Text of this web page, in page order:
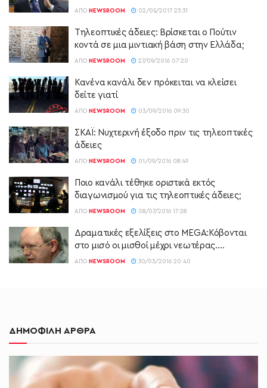
ΑΠΌ NEWSROOM 02/05/2017 23:31
Τηλεοπτικές άδειες: Βρίσκεται ο Πούτιν
κοντά σε μια μιντιακή βάση στην Ελλάδα;
ΑΠΌ NEWSROOM 27/09/2016 07:20
Κανένα κανάλι δεν πρόκειται να κλείσει
δείτε γιατί
ΑΠΌ NEWSROOM 03/09/2016 09:30
ΣΚΑΪ: Νυχτερινή έξοδο πριν τις τηλεοπτικές
άδειες
ΑΠΌ NEWSROOM 01/09/2016 08:49
Ποιο κανάλι τέθηκε οριστικά εκτός
διαγωνισμού για τις τηλεοπτικές άδειες;
ΑΠΌ NEWSROOM 08/07/2016 17:28
Δραματικές εξελίξεις στο MEGA:Κόβονται
στο μισό οι μισθοί μέχρι νεωτέρας….
ΑΠΌ NEWSROOM 30/03/2016 20:40
ΔΗΜΟΦΙΛΗ ΑΡΘΡΑ